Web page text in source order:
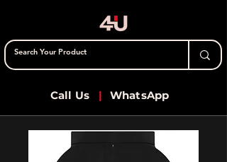
Call Us | WhatsApp